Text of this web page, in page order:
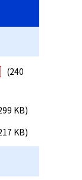
(240
KB)
KB)